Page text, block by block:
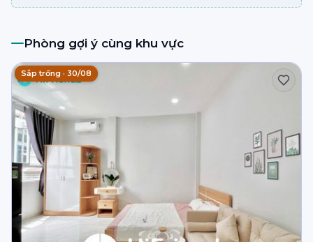
Phòng gợi ý cùng khu vực
Sắp trống · 30/08